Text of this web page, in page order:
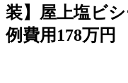
装】屋上塩ビ
例費用178万円